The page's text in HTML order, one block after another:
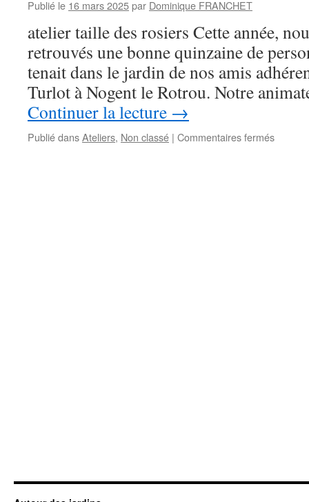
Publié le 16 mars 2025par Dominique FRANCHET
atelier taille des rosiers Cette année,
retrouvés une bonne quinzaine de
tenait dans le jardin de nos amis
Turlot à Nogent le Rotrou. Notre
Continuer la lecture →
Publié dansAteliers, Non classé | Commentaires ferméssur